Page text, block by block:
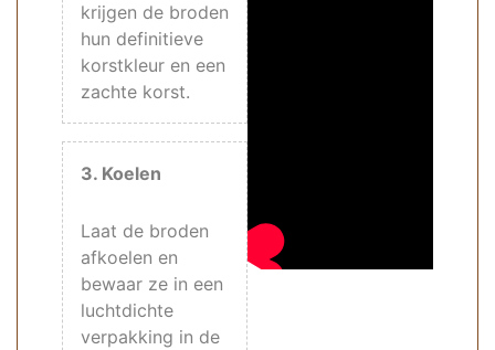
krijgen de broden
hun definitieve
korstkleur en een
zachte korst.
3. Koelen
Laat de broden
afkoelen en
bewaar ze in een
luchtdichte
verpakking in de